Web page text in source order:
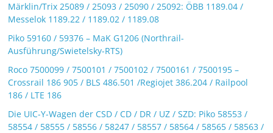
Märklin/Trix 25089 / 25093 / 25090 / 25092: ÖBB 1189.04 /
Messelok 1189.22 / 1189.02 / 1189.08
Piko 59160 / 59376 – MaK G1206 (Northrail-
Ausführung/Swietelsky-RTS)
Roco 7500099 / 7500101 / 7500102 / 7500161 / 7500195 –
Crossrail 186 905 / BLS 486.501 /Regiojet 386.204 / Railpool
186 / LTE 186
Die UIC-Y-Wagen der CSD / CD / DR / UZ / SZD: Piko 58553 /
58554 / 58555 / 58556 / 58247 / 58557 / 58564 / 58565 / 58563 /